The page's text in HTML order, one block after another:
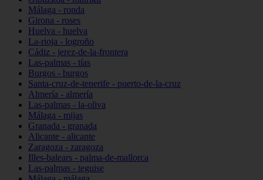
Málaga - ronda
Girona - roses
Huelva - huelva
La-rioja - logroño
Cádiz - jerez-de-la-frontera
Las-palmas - tías
Burgos - burgos
Santa-cruz-de-tenerife - puerto-de-la-cruz
Almería - almería
Las-palmas - la-oliva
Málaga - mijas
Granada - granada
Alicante - alicante
Zaragoza - zaragoza
Illes-balears - palma-de-mallorca
Las-palmas - teguise